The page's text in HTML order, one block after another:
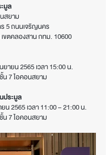
มูล
สยาม
5 ถนนเจริญนคร
ขตคลองสาน กทม. 10600
ายน 2565 เวลา 15:00 น.
7 ไอคอนสยาม
ประมูล
น 2565 เวลา 11:00 – 21:00 น.
7 ไอคอนสยาม